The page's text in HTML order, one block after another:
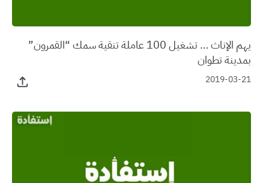
يهم الإناث … تشغيل 100 عاملة تنقية سمك “القمرون”
بمدينة تطوان
2019-03-21